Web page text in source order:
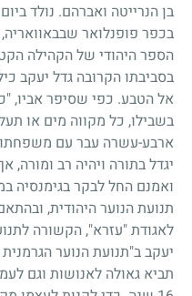
בן הנרייטה ואברהם. נולד
בכפר פופנלואר
הספר היהודי של הקהילה
בסביבתו הקרובה גדל יעקב
אל הטבע. כפי שסיפר אביו,
בשבילו, כל מקווה מים או
ארבע-עשרה עבר עם משפחתו
יגדל בתורה ויהיה רב ומורה,
ואמנם החל לבקר בגימנסיה
תנועת הנוער היהודית,
לאגודת "עזרא", הקשורה
יעקב ב"תנועת הנוער
תביא גאולה לאנושות וגם